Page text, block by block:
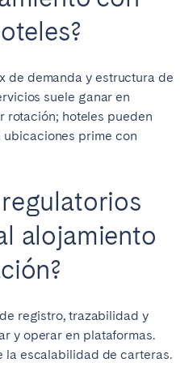
de demanda y estructura de
suele ganar en
hoteles pueden
ubicaciones prime con
alojamiento
registro, trazabilidad y
y operar en plataformas.
la escalabilidad de carteras.